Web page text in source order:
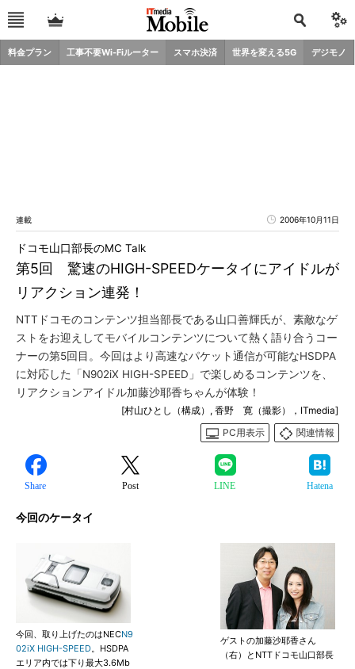
料金プラン 工事不要Wi-Fiルーター スマホ決済 世界を変える5G デジモノ
連載 2006年10月11日
第5回 驚速のHIGH-SPEEDケータイにアイドルが
リアクション連発！
ドコモ山口部長のMC Talk
NTTドコモのコンテンツ担当部長である山口善輝氏が、素敵なゲ
ストをお迎えしてモバイルコンテンツについて熱く語り合うコー
ナーの第5回目。今回はより高速なパケット通信が可能なHSDPA
に対応した「N902iX HIGH-SPEED」で楽しめるコンテンツを、
リアクションアイドル加藤沙耶香ちゃんが体験！
[村山ひとし（構成）, 香野 寛（撮影），ITmedia]
PC用表示
関連情報
Share Post LINE Hatena
今回のケータイ
今回、取り上げたのはNECN9
02iX HIGH-SPEED。HSDPA
エリア内では下り最大3.6Mb
ゲストの加藤沙耶香さん
（右）とNTTドコモ山口部長